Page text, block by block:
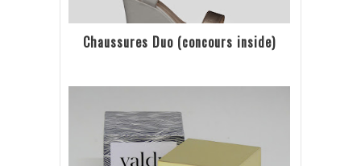
Chaussures Duo (concours inside)